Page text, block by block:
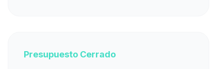
Presupuesto Cerrado